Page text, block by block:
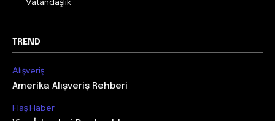
TREND
Alışveriş
Amerika Alışveriş Rehberi
Flaş Haber